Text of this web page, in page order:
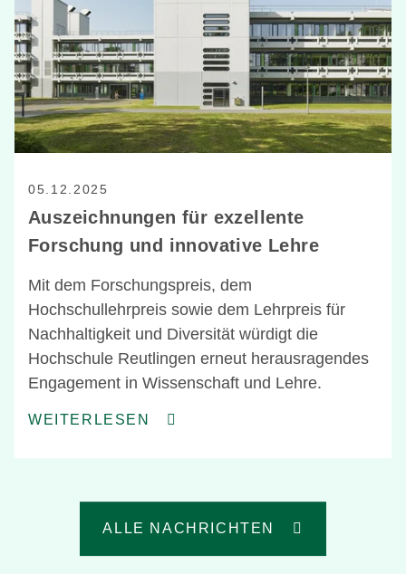
05.12.2025
Auszeichnungen für exzellente
Forschung und innovative Lehre
Mit dem Forschungspreis, dem
Hochschullehrpreis sowie dem Lehrpreis für
Nachhaltigkeit und Diversität würdigt die
Hochschule Reutlingen erneut herausragendes
Engagement in Wissenschaft und Lehre.
WEITERLESEN
ALLE NACHRICHTEN